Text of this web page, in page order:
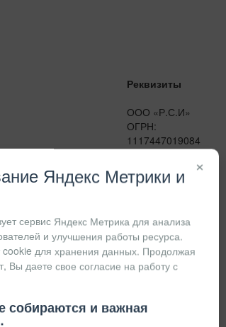
Реквизиты
ООО «Р.С.И»
ОГРН:
1117447019084
ИНН:
КПП:
×
Яндекс Метрики и
сервис Яндекс Метрика для анализа
и улучшения работы ресурса.
cookie для хранения данных. Продолжая
Вы даете свое согласие на работу с
собираются и важная